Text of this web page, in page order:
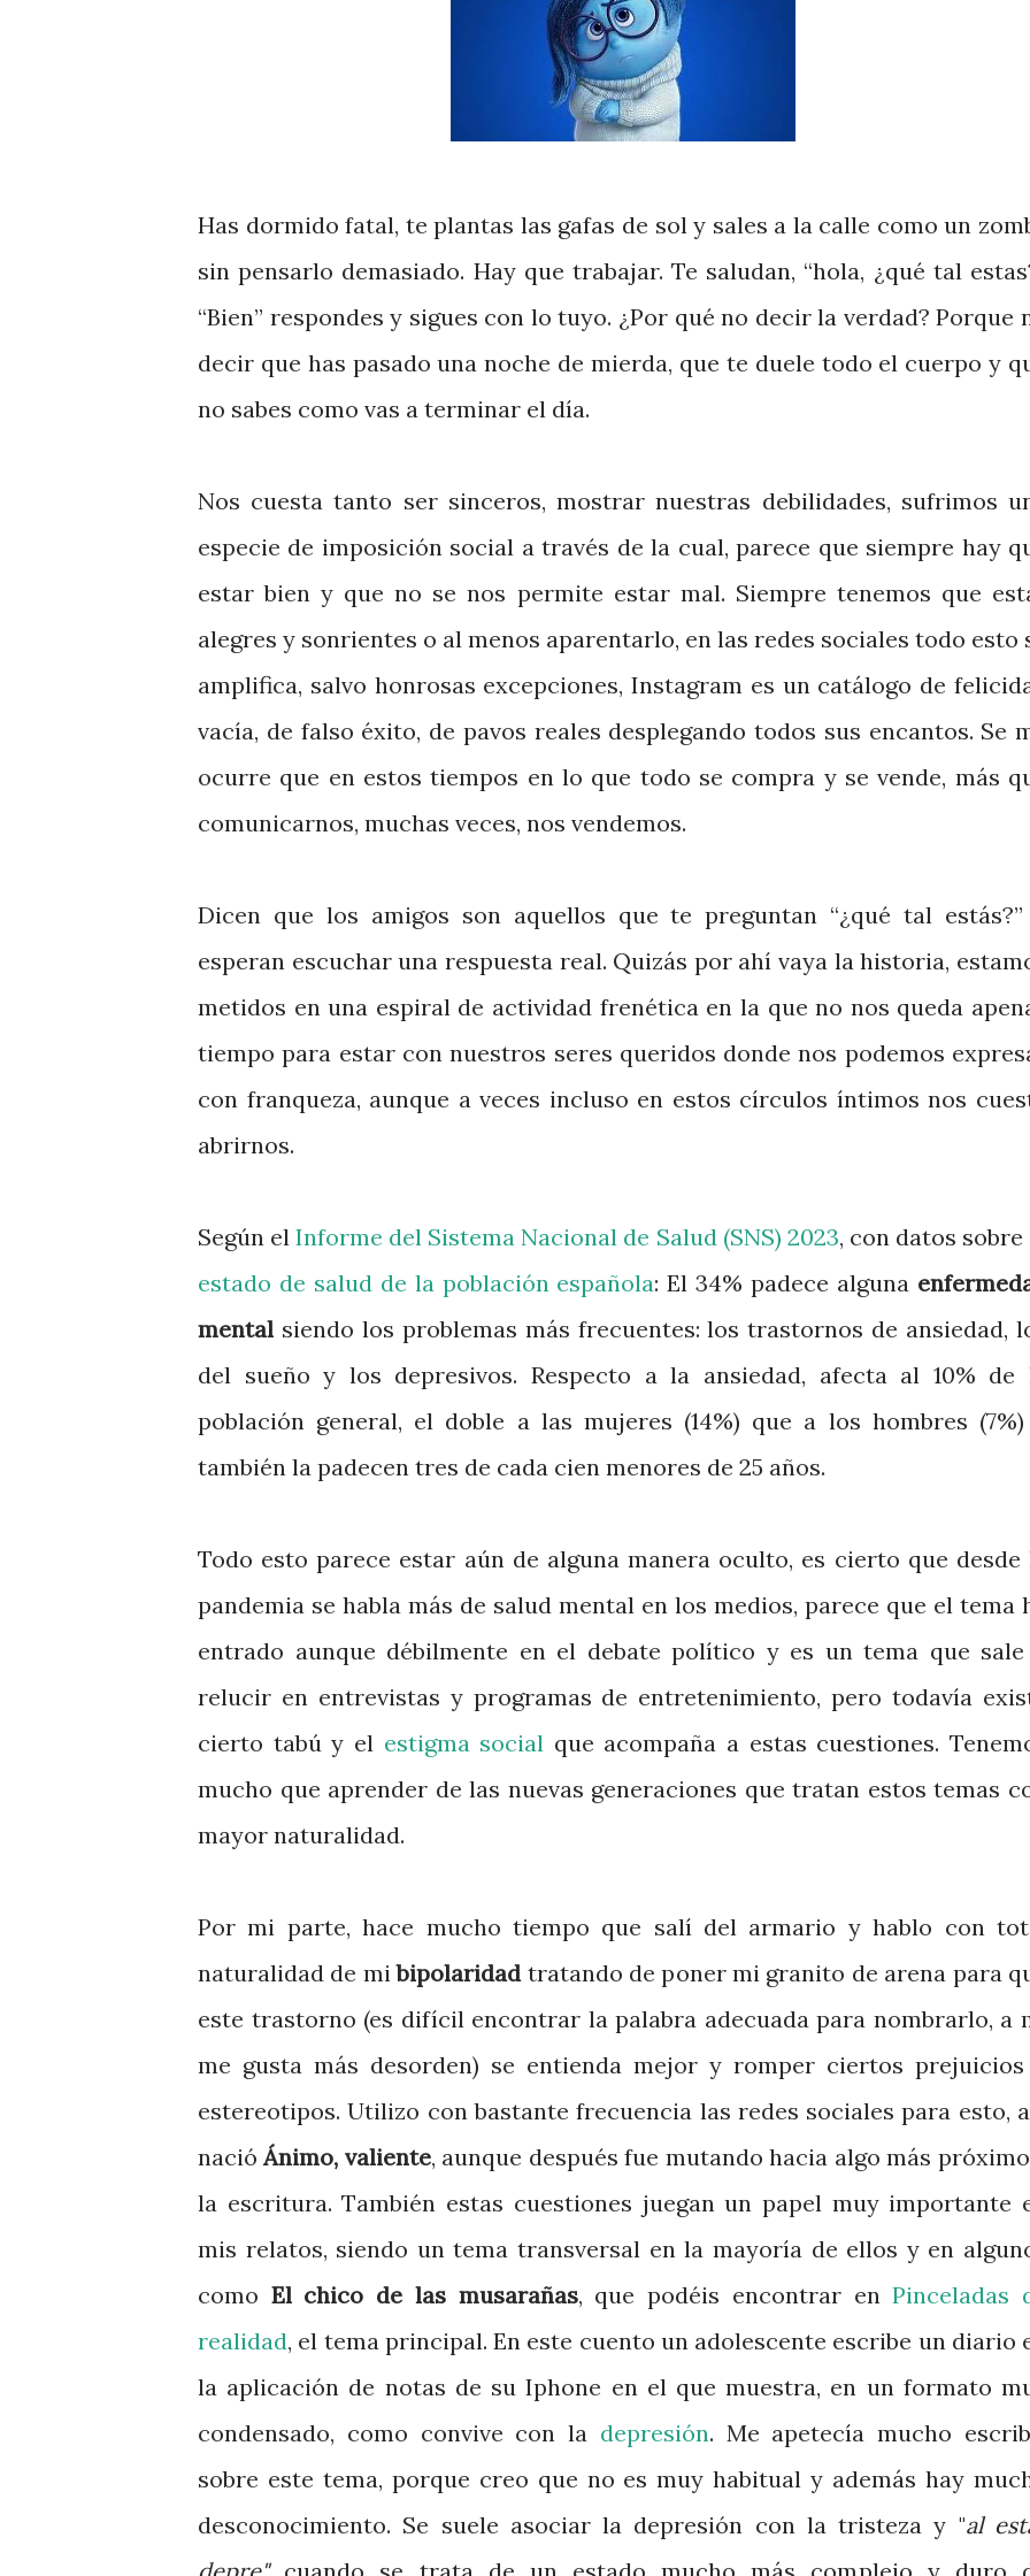
Has dormido fatal, te plantas las gafas de sol y sales a la calle como un
sin pensarlo demasiado. Hay que trabajar. Te saludan, “hola, ¿qué tal
“Bien” respondes y sigues con lo tuyo. ¿Por qué no decir la verdad? Porque
decir que has pasado una noche de mierda, que te duele todo el cuerpo y
no sabes como vas a terminar el día.
Nos cuesta tanto ser sinceros, mostrar nuestras debilidades, sufrimos
especie de imposición social a través de la cual, parece que siempre hay
estar bien y que no se nos permite estar mal. Siempre tenemos que
alegres y sonrientes o al menos aparentarlo, en las redes sociales todo esto
amplifica, salvo honrosas excepciones, Instagram es un catálogo de
vacía, de falso éxito, de pavos reales desplegando todos sus encantos. Se
ocurre que en estos tiempos en lo que todo se compra y se vende, más
comunicarnos, muchas veces, nos vendemos.
Dicen que los amigos son aquellos que te preguntan “¿qué tal
esperan escuchar una respuesta real. Quizás por ahí vaya la historia,
metidos en una espiral de actividad frenética en la que no nos queda
tiempo para estar con nuestros seres queridos donde nos podemos
con franqueza, aunque a veces incluso en estos círculos íntimos nos
abrirnos.
Según elInforme del Sistema Nacional de Salud (SNS) 2023, con datos sobre
estado de salud de la población española: El 34% padece alguna
mental siendo los problemas más frecuentes: los trastornos de ansiedad,
del sueño y los depresivos. Respecto a la ansiedad, afecta al 10% de
población general, el doble a las mujeres (14%) que a los hombres
también la padecen tres de cada cien menores de 25 años.
Todo esto parece estar aún de alguna manera oculto, es cierto que desde
pandemia se habla más de salud mental en los medios, parece que el tema
entrado aunque débilmente en el debate político y es un tema que
relucir en entrevistas y programas de entretenimiento, pero todavía
cierto tabú y el estigma social que acompaña a estas cuestiones.
mucho que aprender de las nuevas generaciones que tratan estos temas
mayor naturalidad.
Por mi parte, hace mucho tiempo que salí del armario y hablo con
naturalidad de mibipolaridadtratando de poner mi granito de arena para
este trastorno (es difícil encontrar la palabra adecuada para nombrarlo, a
me gusta más desorden) se entienda mejor y romper ciertos prejuicios
estereotipos. Utilizo con bastante frecuencia las redes sociales para esto,
nacióÁnimo, valiente, aunque después fue mutando hacia algo más
la escritura. También estas cuestiones juegan un papel muy importante
mis relatos, siendo un tema transversal en la mayoría de ellos y en
como El chico de las musarañas, que podéis encontrar enPinceladas
realidad, el tema principal. En este cuento un adolescente escribe un diario
la aplicación de notas de su Iphone en el que muestra, en un formato
condensado, como convive con la depresión. Me apetecía mucho
sobre este tema, porque creo que no es muy habitual y además hay
desconocimiento. Se suele asociar la depresión con la tristeza y "al